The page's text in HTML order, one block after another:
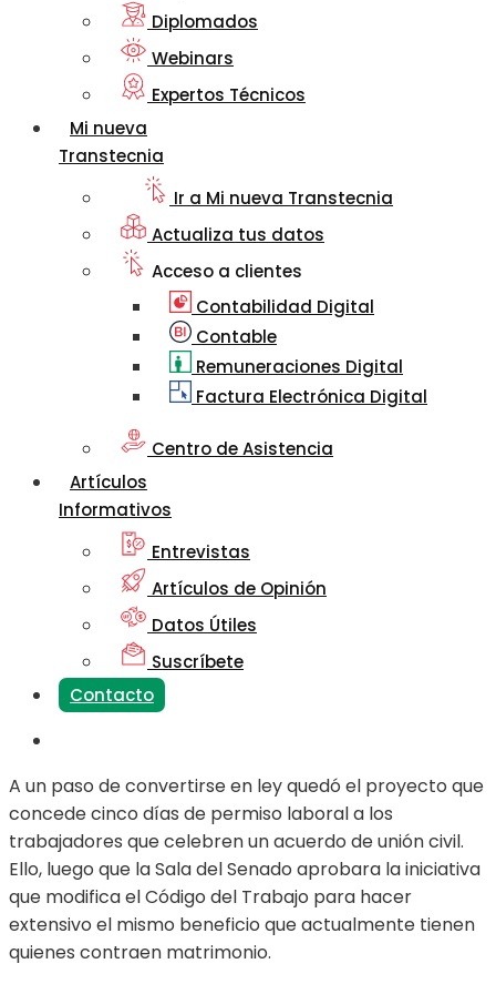
Diplomados
Webinars
Expertos Técnicos
Mi nueva
Transtecnia
Ir a Mi nueva Transtecnia
Actualiza tus datos
Acceso a clientes
Contabilidad Digital
Contable
Remuneraciones Digital
Factura Electrónica Digital
Centro de Asistencia
Artículos
Informativos
Entrevistas
Artículos de Opinión
Datos Útiles
Suscríbete
Contacto
A un paso de convertirse en ley quedó el proyecto que
concede cinco días de permiso laboral a los
trabajadores que celebren un acuerdo de unión civil.
Ello, luego que la Sala del Senado aprobara la iniciativa
que modifica el Código del Trabajo para hacer
extensivo el mismo beneficio que actualmente tienen
quienes contraen matrimonio.